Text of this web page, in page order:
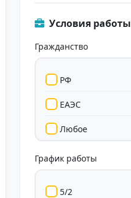
Условия работы
Гражданство
РФ
ЕАЭС
Любое
График работы
5/2